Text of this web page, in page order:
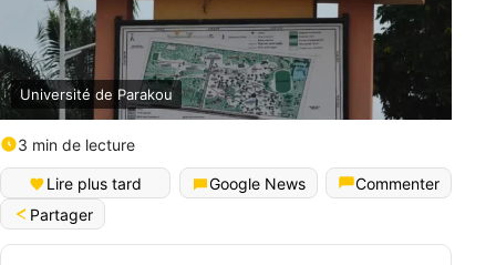
Université de Parakou
3 min de lecture
Lire plus tard Google News
Commenter
Partager